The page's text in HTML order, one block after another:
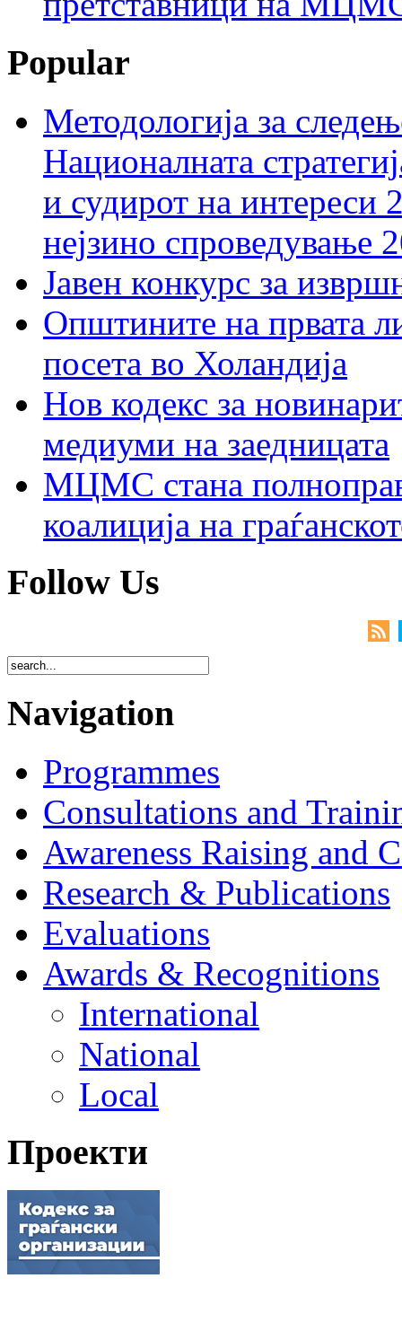
Popular
Методологија за
Националната
и судирот на интереси
нејзино спроведување
Јавен конкурс за
Општините на првата
посета во Холандија
Нов кодекс за
медиуми на заедницата
МЦМС стана
коалиција на
Follow Us
Navigation
Programmes
Consultations and
Awareness Raising and
Research & Publications
Evaluations
Awards & Recognitions
International
National
Local
Проекти